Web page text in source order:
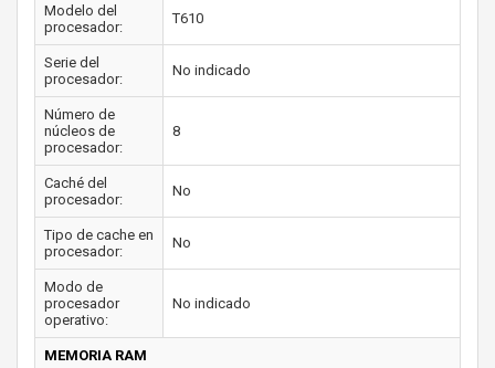
Modelo del
procesador:
T610
Serie del
procesador:
No indicado
Número de
núcleos de
procesador:
8
Caché del
procesador:
No
Tipo de cache en
procesador:
No
Modo de
procesador
operativo:
No indicado
MEMORIA RAM